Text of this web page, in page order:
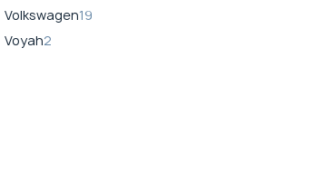
Volkswagen19
Voyah2